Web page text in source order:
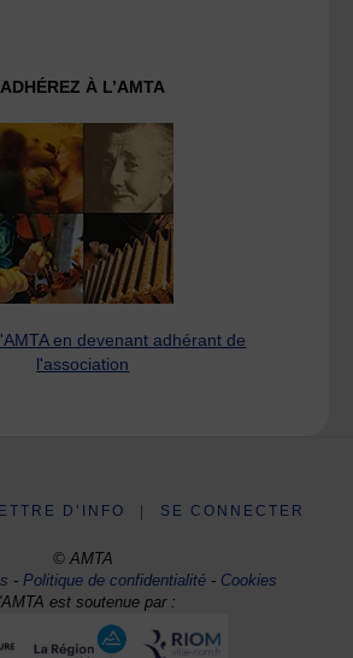
ADHÉREZ À L’AMTA
en devenant adhérant de
l'association
D’INFO SE CONNECTER
© AMTA
-Politique de confidentialité- Cookies
est soutenue par :